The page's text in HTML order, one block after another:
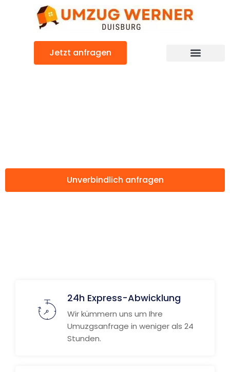
Jetzt anfragen
Unverbindlich anfragen
24h Express-Abwicklung
Wir kümmern uns um Ihre
Umuzgsanfrage in weniger als 24
Stunden.